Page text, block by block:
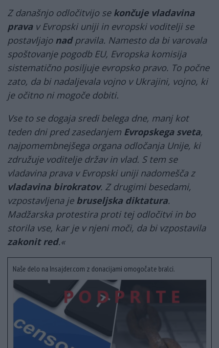
Z današnjo odločitvijo se končuje vladavina
pravav Evropski uniji in evropski voditelji se
postavljajo nadpravila. Namesto da bi varovala
spoštovanje pogodb EU, Evropska komisija
sistematično posiljuje evropsko pravo. To počne
zato, da bi nadaljevala vojno v Ukrajini, vojno, ki
je očitno ni mogoče dobiti.
Vse to se dogaja sredi belega dne, manj kot
teden dni pred zasedanjem Evropskega sveta,
najpomembnejšega organa odločanja Unije, ki
združuje voditelje držav in vlad. S tem se
vladavina prava v Evropski uniji nadomešča z
vladavina birokratov. Z drugimi besedami,
vzpostavljena je bruseljska diktatura.
Madžarska protestira proti tej odločitvi in ​​bo
storila vse, kar je v njeni moči, da bi vzpostavila
zakonit red.«
Naše delo na Insajder.com z donacijami omogočate bralci.